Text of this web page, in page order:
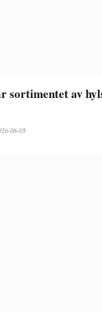
sortimentet av
08-05